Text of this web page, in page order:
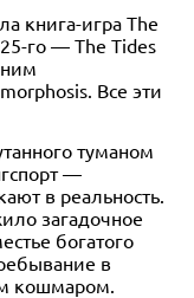
книга-игра The
го — The Tides
Все эти
туманом
—
в реальность.
загадочное
богатого
в
кошмаром.